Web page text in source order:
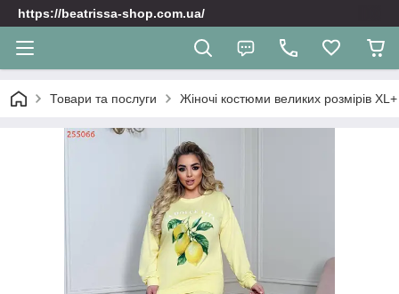
https://beatrissa-shop.com.ua/
Товари та послуги Жіночі костюми великих розмірів